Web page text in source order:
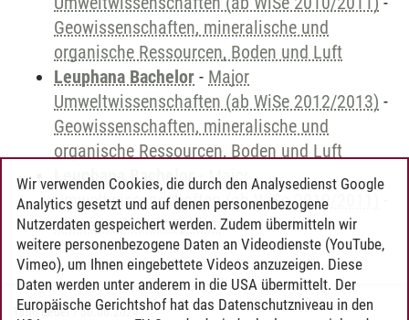
Geowissenschaften, mineralische und
organische Ressourcen, Boden und Luft
Leuphana Bachelor - Major
Umweltwissenschaften (ab WiSe 2012/2013) -
Geowissenschaften, mineralische und
organische Ressourcen, Boden und Luft
Leuphana Bachelor-Major
Umweltwissenschaften (ab WiSe 2010/2011)
Klima und Atmosphäre
Timo Leder/30.06.2024
Wir verwenden Cookies, die durch den Analysedienst Google
Analytics gesetzt und auf denen personenbezogene
Nutzerdaten gespeichert werden. Zudem übermitteln wir
weitere personenbezogene Daten an Videodienste (YouTube,
Vimeo), um Ihnen eingebettete Videos anzuzeigen. Diese
Daten werden unter anderem in die USA übermittelt. Der
Europäische Gerichtshof hat das Datenschutzniveau in den